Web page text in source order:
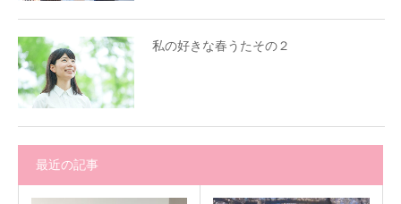
私の好きな春うたその２
最近の記事